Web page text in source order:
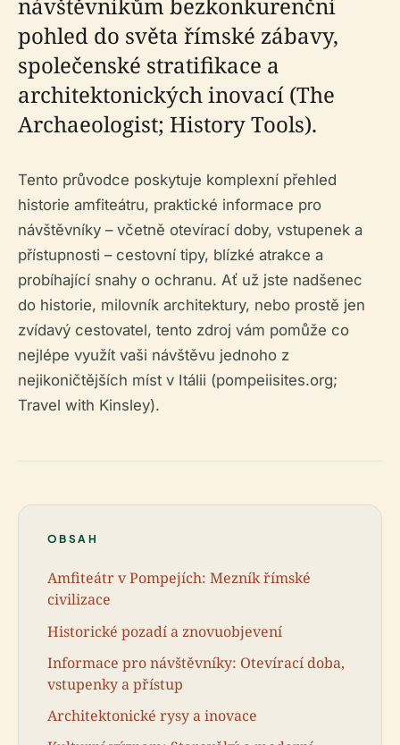
pohled do světa římské zábavy,
společenské stratifikace a
architektonických inovací (The
Archaeologist; History Tools).
Tento průvodce poskytuje komplexní přehled
historie amfiteátru, praktické informace pro
návštěvníky – včetně otevírací doby, vstupenek a
přístupnosti – cestovní tipy, blízké atrakce a
probíhající snahy o ochranu. Ať už jste nadšenec
do historie, milovník architektury, nebo prostě jen
zvídavý cestovatel, tento zdroj vám pomůže co
nejlépe využít vaši návštěvu jednoho z
nejikoničtějších míst v Itálii (pompeiisites.org;
Travel with Kinsley).
OBSAH
Amfiteátr v Pompejích: Mezník římské
civilizace
Historické pozadí a znovuobjevení
Informace pro návštěvníky: Otevírací doba,
vstupenky a přístup
Architektonické rysy a inovace